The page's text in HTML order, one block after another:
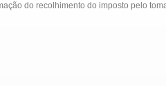
do recolhimento do imposto pelo